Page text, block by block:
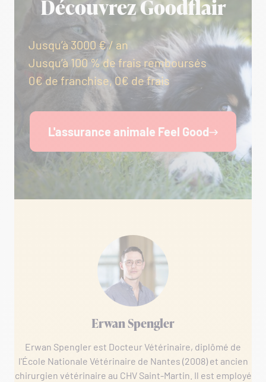
Découvrez Goodflair
Jusqu’à 3000 € / an
Jusqu’à 100 % de frais remboursés
0€ de franchise, 0€ de frais
L'assurance animale Feel Good
Erwan Spengler
Erwan Spengler est Docteur Vétérinaire, diplômé de
l'École Nationale Vétérinaire de Nantes (2008) et ancien
chirurgien vétérinaire au CHV Saint-Martin. Il est employé